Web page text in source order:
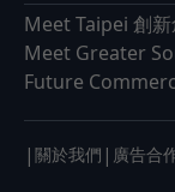
Meet Taipei 創
Meet Greater
Future
| 關於我們 | 廣告合